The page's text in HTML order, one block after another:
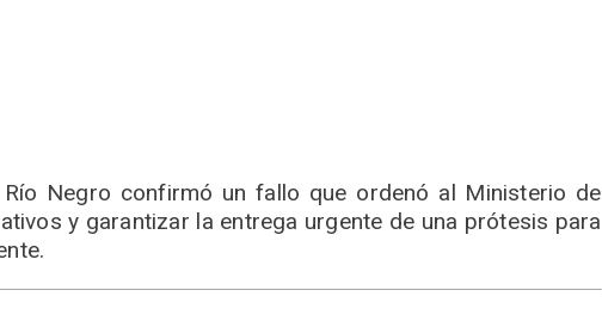
Negro confirmó un fallo que ordenó al Ministerio de
y garantizar la entrega urgente de una prótesis para